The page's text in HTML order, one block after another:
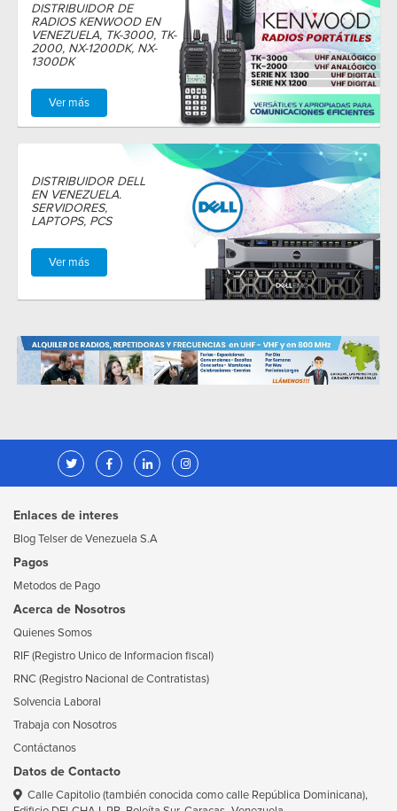
DISTRIBUIDOR DE
RADIOS KENWOOD EN
VENEZUELA, TK-3000, TK-
2000, NX-1200DK, NX-
1300DK
Ver más
DISTRIBUIDOR DELL
EN VENEZUELA.
SERVIDORES,
LAPTOPS, PCS
Ver más
Enlaces de interes
Blog Telser de Venezuela S.A
Pagos
Metodos de Pago
Acerca de Nosotros
Quienes Somos
RIF (Registro Unico de Informacion fiscal)
RNC (Registro Nacional de Contratistas)
Solvencia Laboral
Trabaja con Nosotros
Contáctanos
Datos de Contacto
Calle Capitolio (también conocida como calle República Dominicana),